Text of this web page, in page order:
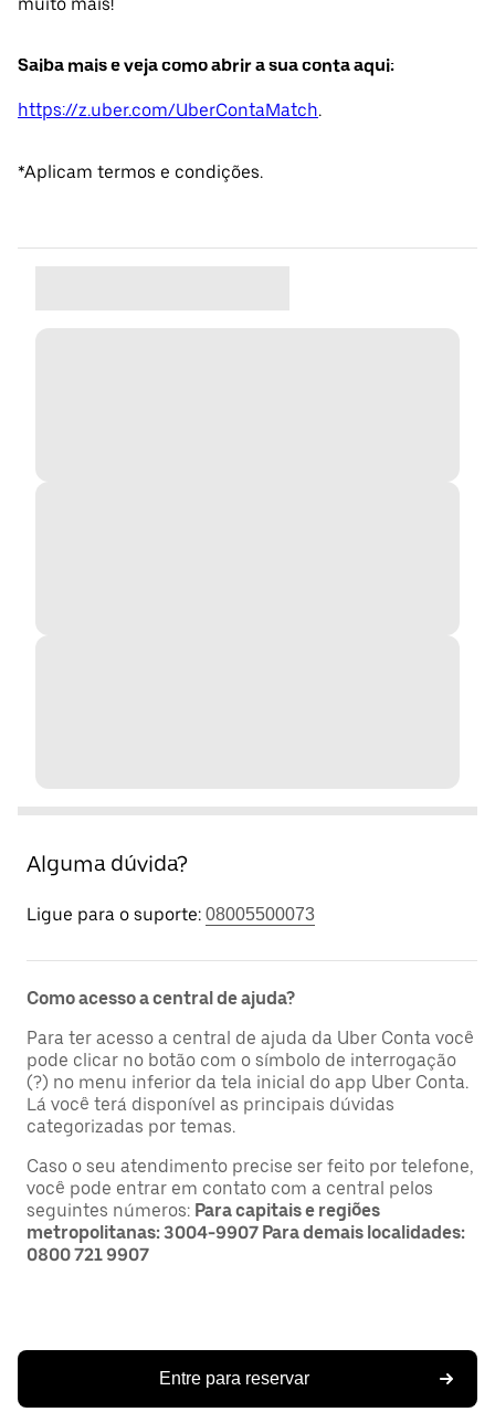
Saiba mais e veja como abrir a sua conta aqui:
https://z.uber.com/UberContaMatch.
*Aplicam termos e condições.
Alguma dúvida?
Ligue para o suporte: 08005500073
Como acesso a central de ajuda?
Para ter acesso a central de ajuda da Uber Conta você
pode clicar no botão com o símbolo de interrogação
(?) no menu inferior da tela inicial do app Uber Conta.
Lá você terá disponível as principais dúvidas
categorizadas por temas.
Caso o seu atendimento precise ser feito por telefone,
você pode entrar em contato com a central pelos
seguintes números: Para capitais e regiões
metropolitanas: 3004-9907 Para demais localidades:
0800 721 9907
Entre para reservar